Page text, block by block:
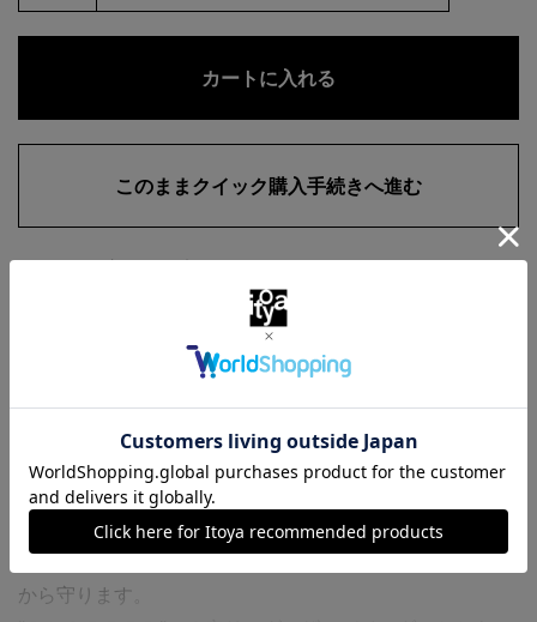
お気に入りに追加
返品・交換について
商品の特徴
用紙の回転をスムーズにさせる表紙として、さらに最初と
最後のページに付けることで手帳用紙全体をカバーの凹凸
から守ります。